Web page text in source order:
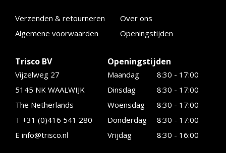
Verzenden & retourneren
Algemene voorwaarden
Over ons
Openingstijden
Trisco BV
Vijzelweg 27
5145 NK WAALWIJK
The Netherlands
T +31 (0)416 541 280
E info@trisco.nl
Openingstijden
Maandag
8:30 - 17:00
Dinsdag
8:30 - 17:00
Woensdag
8:30 - 17:00
Donderdag
8:30 - 17:00
Vrijdag
8:30 - 16:00